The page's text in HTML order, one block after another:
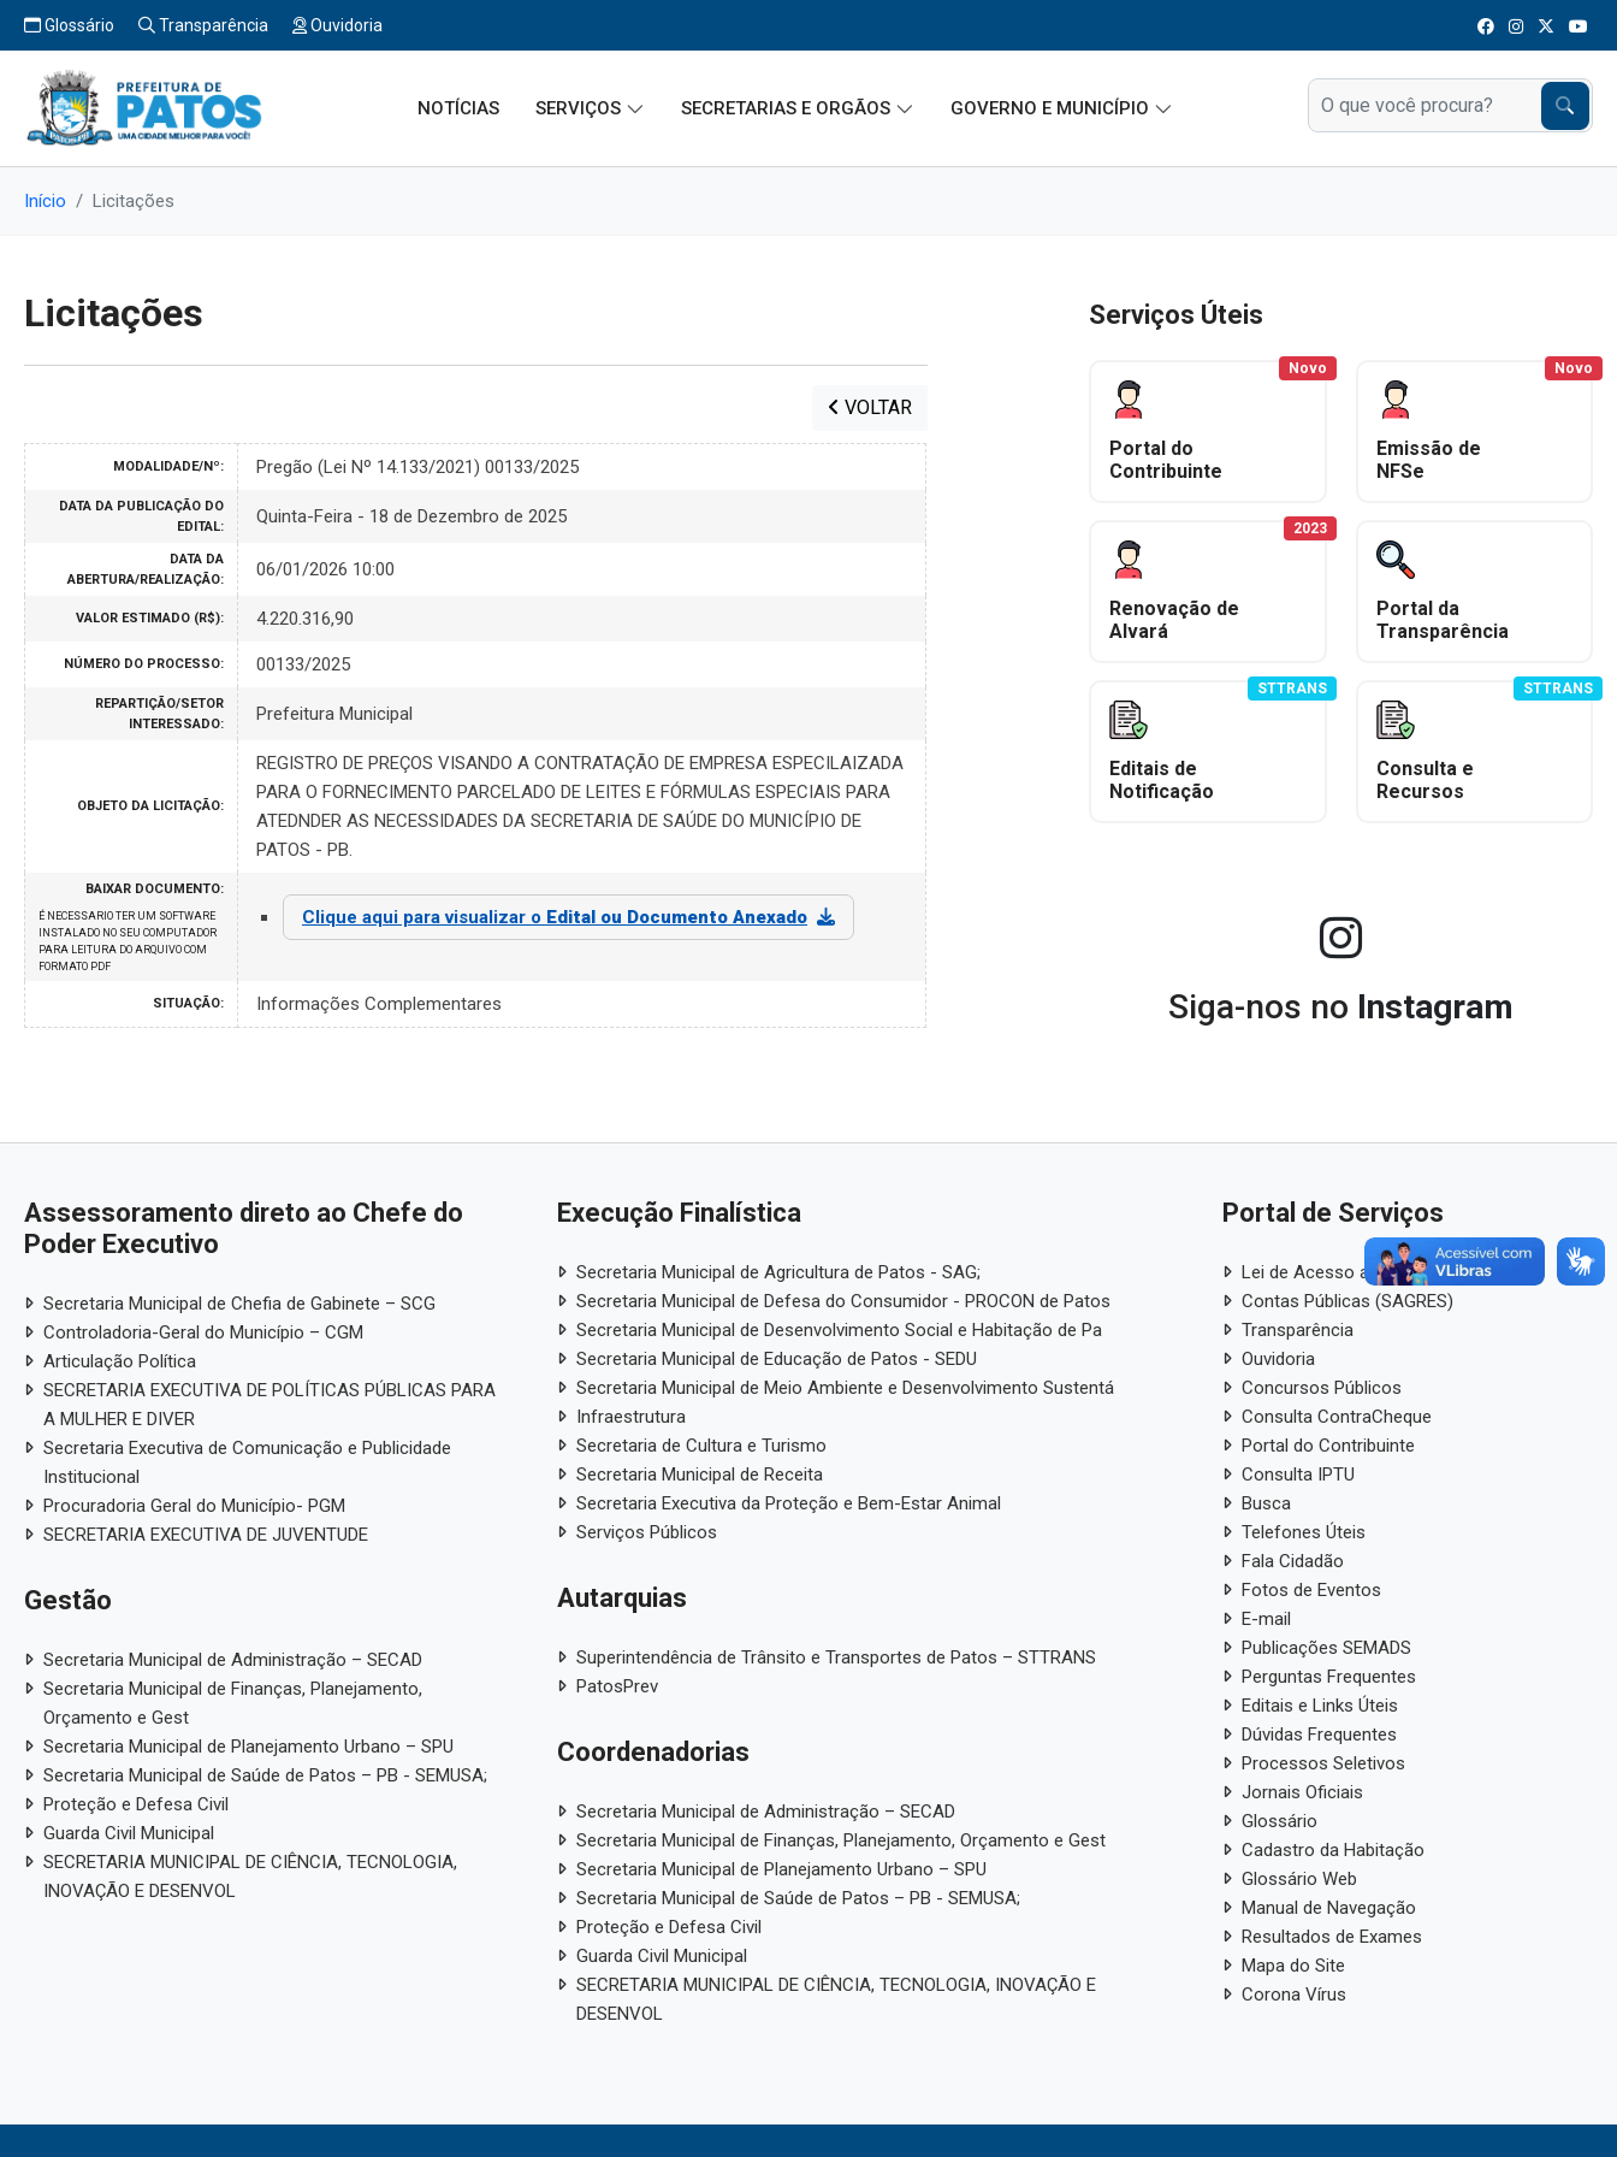
Glossário Transparência Ouvidoria
NOTÍCIAS SERVIÇOS SECRETARIAS E ORGÃOS GOVERNO E MUNICÍPIO
Início Licitações
Licitações
VOLTAR
MODALIDADE/Nº: Pregão (Lei Nº 14.133/2021) 00133/2025
DATA DA PUBLICAÇÃO DO
EDITAL:
Quinta-Feira - 18 de Dezembro de 2025
DATA DA
ABERTURA/REALIZAÇÃO:
06/01/2026 10:00
VALOR ESTIMADO (R$): 4.220.316,90
NÚMERO DO PROCESSO: 00133/2025
REPARTIÇÃO/SETOR
INTERESSADO:
Prefeitura Municipal
OBJETO DA LICITAÇÃO:
REGISTRO DE PREÇOS VISANDO A CONTRATAÇÃO DE EMPRESA ESPECILAIZADA
PARA O FORNECIMENTO PARCELADO DE LEITES E FÓRMULAS ESPECIAIS PARA
ATEDNDER AS NECESSIDADES DA SECRETARIA DE SAÚDE DO MUNICÍPIO DE
PATOS - PB.
BAIXAR DOCUMENTO:
É NECESSARIO TER UM SOFTWARE
INSTALADO NO SEU COMPUTADOR
PARA LEITURA DO ARQUIVO COM
FORMATO PDF
Clique aqui para visualizar o Edital ou Documento Anexado
SITUAÇÃO: Informações Complementares
Serviços Úteis
Portal do
Contribuinte
Novo
Emissão de
NFSe
Novo
Renovação de
Alvará
2023
Portal da
Transparência
Editais de
Notificação
STTRANS
Consulta e
Recursos
STTRANS
Siga-nos no Instagram
Assessoramento direto ao Chefe do
Poder Executivo
Secretaria Municipal de Chefia de Gabinete – SCG
Controladoria-Geral do Município – CGM
Articulação Política
SECRETARIA EXECUTIVA DE POLÍTICAS PÚBLICAS PARA
A MULHER E DIVER
Secretaria Executiva de Comunicação e Publicidade
Institucional
Procuradoria Geral do Município- PGM
SECRETARIA EXECUTIVA DE JUVENTUDE
Gestão
Secretaria Municipal de Administração – SECAD
Secretaria Municipal de Finanças, Planejamento,
Orçamento e Gest
Secretaria Municipal de Planejamento Urbano – SPU
Secretaria Municipal de Saúde de Patos – PB - SEMUSA;
Proteção e Defesa Civil
Guarda Civil Municipal
SECRETARIA MUNICIPAL DE CIÊNCIA, TECNOLOGIA,
INOVAÇÃO E DESENVOL
Execução Finalística
Secretaria Municipal de Agricultura de Patos - SAG;
Secretaria Municipal de Defesa do Consumidor - PROCON de Patos
Secretaria Municipal de Desenvolvimento Social e Habitação de Pa
Secretaria Municipal de Educação de Patos - SEDU
Secretaria Municipal de Meio Ambiente e Desenvolvimento Sustentá
Infraestrutura
Secretaria de Cultura e Turismo
Secretaria Municipal de Receita
Secretaria Executiva da Proteção e Bem-Estar Animal
Serviços Públicos
Autarquias
Superintendência de Trânsito e Transportes de Patos – STTRANS
PatosPrev
Coordenadorias
Secretaria Municipal de Administração – SECAD
Secretaria Municipal de Finanças, Planejamento, Orçamento e Gest
Secretaria Municipal de Planejamento Urbano – SPU
Secretaria Municipal de Saúde de Patos – PB - SEMUSA;
Proteção e Defesa Civil
Guarda Civil Municipal
SECRETARIA MUNICIPAL DE CIÊNCIA, TECNOLOGIA, INOVAÇÃO E
DESENVOL
Portal de Serviços
Lei de Acesso a Informação
Contas Públicas (SAGRES)
Transparência
Ouvidoria
Concursos Públicos
Consulta ContraCheque
Portal do Contribuinte
Consulta IPTU
Busca
Telefones Úteis
Fala Cidadão
Fotos de Eventos
E-mail
Publicações SEMADS
Perguntas Frequentes
Editais e Links Úteis
Dúvidas Frequentes
Processos Seletivos
Jornais Oficiais
Glossário
Cadastro da Habitação
Glossário Web
Manual de Navegação
Resultados de Exames
Mapa do Site
Corona Vírus